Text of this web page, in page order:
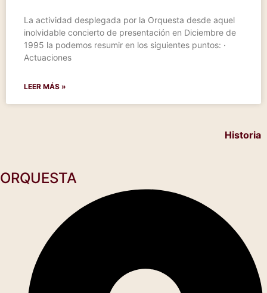
La actividad desplegada por la Orquesta desde aquel
inolvidable concierto de presentación en Diciembre de
1995 la podemos resumir en los siguientes puntos: ·
Actuaciones
LEER MÁS »
Historia
ORQUESTA